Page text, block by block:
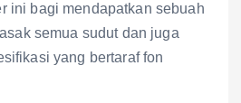
ini bagi mendapatkan sebuah
semua sudut dan juga
yang bertaraf fon